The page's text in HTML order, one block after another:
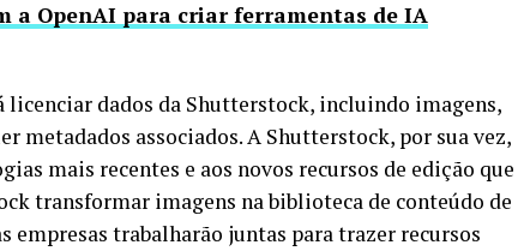
a OpenAI para criar ferramentas de IA
licenciar dados da Shutterstock, incluindo imagens,
metadados associados. A Shutterstock, por sua vez,
mais recentes e aos novos recursos de edição que
transformar imagens na biblioteca de conteúdo de
empresas trabalharão juntas para trazer recursos